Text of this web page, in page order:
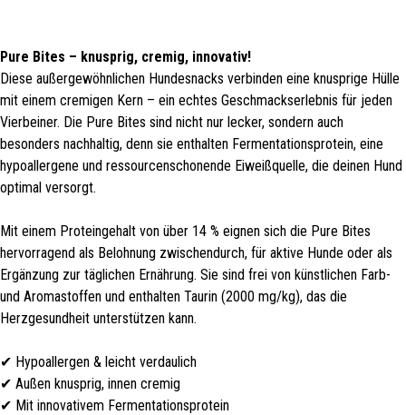
Pure Bites – knusprig, cremig, innovativ!
Diese außergewöhnlichen Hundesnacks verbinden eine knusprige Hülle
mit einem cremigen Kern – ein echtes Geschmackserlebnis für jeden
Vierbeiner. Die Pure Bites sind nicht nur lecker, sondern auch
besonders nachhaltig, denn sie enthalten Fermentationsprotein, eine
hypoallergene und ressourcenschonende Eiweißquelle, die deinen Hund
optimal versorgt.
Mit einem Proteingehalt von über 14 % eignen sich die Pure Bites
hervorragend als Belohnung zwischendurch, für aktive Hunde oder als
Ergänzung zur täglichen Ernährung. Sie sind frei von künstlichen Farb-
und Aromastoffen und enthalten Taurin (2000 mg/kg), das die
Herzgesundheit unterstützen kann.
✔ Hypoallergen & leicht verdaulich
✔ Außen knusprig, innen cremig
✔ Mit innovativem Fermentationsprotein